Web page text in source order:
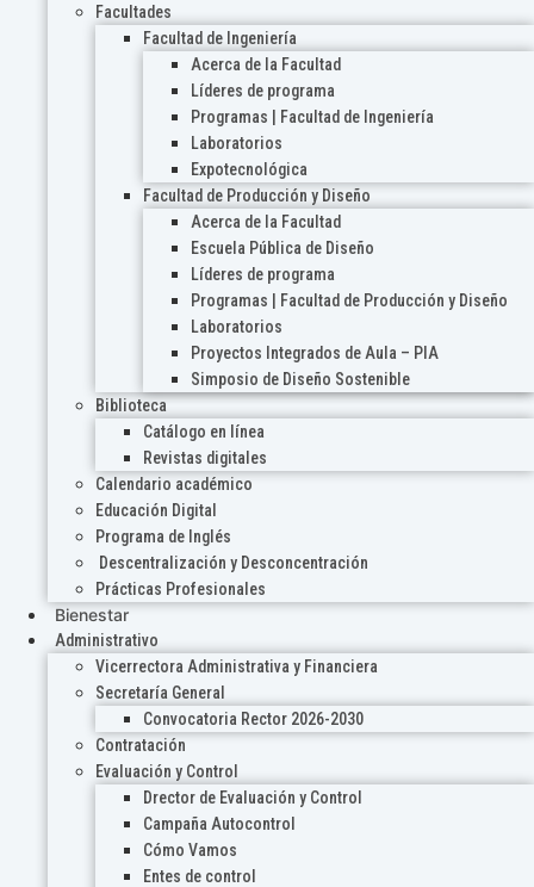
Facultades
Facultad de Ingeniería
Acerca de la Facultad
Líderes de programa
Programas | Facultad de Ingeniería
Laboratorios
Expotecnológica
Facultad de Producción y Diseño
Acerca de la Facultad
Escuela Pública de Diseño
Líderes de programa
Programas | Facultad de Producción y Diseño
Laboratorios
Proyectos Integrados de Aula – PIA
Simposio de Diseño Sostenible
Biblioteca
Catálogo en línea
Revistas digitales
Calendario académico
Educación Digital
Programa de Inglés
Descentralización y Desconcentración
Prácticas Profesionales
Bienestar
Administrativo
Vicerrectora Administrativa y Financiera
Secretaría General
Convocatoria Rector 2026-2030
Contratación
Evaluación y Control
Drector de Evaluación y Control
Campaña Autocontrol
Cómo Vamos
Entes de control